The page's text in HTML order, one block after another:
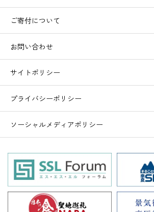
ご寄付について
お問い合わせ
サイトポリシー
プライバシーポリシー
ソーシャルメディアポリシー